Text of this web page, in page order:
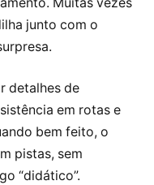
junto com o
detalhes de
em rotas e
bem feito, o
pistas, sem
“didático”.